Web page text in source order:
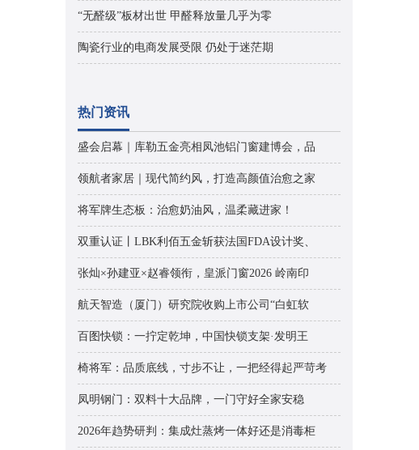
“无醛级”板材出世 甲醛释放量几乎为零
陶瓷行业的电商发展受限 仍处于迷茫期
热门资讯
盛会启幕｜库勒五金亮相凤池铝门窗建博会，品
领航者家居｜现代简约风，打造高颜值治愈之家
将军牌生态板：治愈奶油风，温柔藏进家！
双重认证丨LBK利佰五金斩获法国FDA设计奖、
张灿×孙建亚×赵睿领衔，皇派门窗2026 岭南印
航天智造（厦门）研究院收购上市公司“白虹软
百图快锁：一拧定乾坤，中国快锁支架·发明王
椅将军：品质底线，寸步不让，一把经得起严苛考
凤明钢门：双料十大品牌，一门守好全家安稳
2026年趋势研判：集成灶蒸烤一体好还是消毒柜